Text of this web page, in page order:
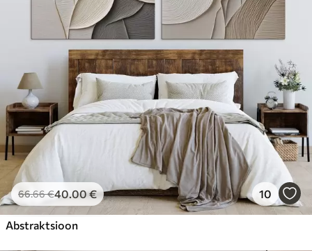
66.66€40.00€ 10
Abstraktsioon